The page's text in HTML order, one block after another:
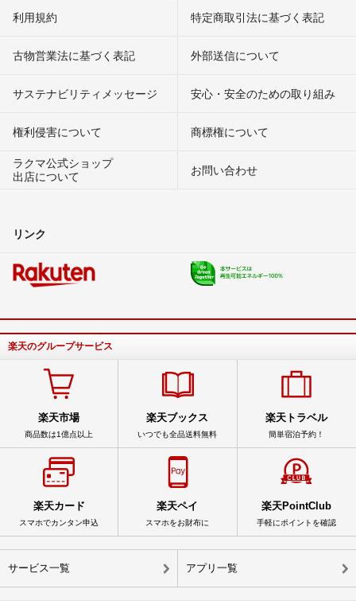
利用規約 特定商取引法に基づく表記
古物営業法に基づく表記 外部送信について
サステナビリティメッセージ 安心・安全のための取り組み
権利侵害について
商標権について
ラクマ公式ショップ
出店について
お問い合わせ
リンク
楽天のグループサービス
楽天市場
商品数は1億点以上
楽天ブックス
いつでも全品送料無料
楽天トラベル
簡単宿泊予約！
楽天カード
スマホでカンタン申込
楽天ペイ
スマホをお財布に
楽天PointClub
手軽にポイントを確認
サービス一覧 アプリ一覧